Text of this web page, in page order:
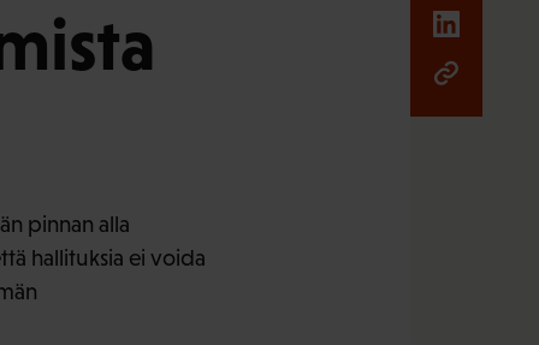
pinnan alla
hallituksia ei voida